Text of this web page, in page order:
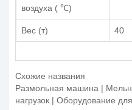
воздуха ( ℃)
Вес (т) 40
Схожие названия
Размольная машина |
нагрузок | Оборудование